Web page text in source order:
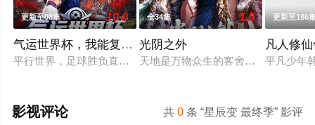
更新至08集 10.0
气运世界杯，我能复制所有球星技能
平行世界，足球胜负直接绑定国运。Z国连年战败，国运衰微，
全34集 1.0
光阴之外
天地是万物众生的客舍，光阴是古往
更新至186
凡人修
平凡少年
共0 条 “星辰变 最终季” 影评
影视评论